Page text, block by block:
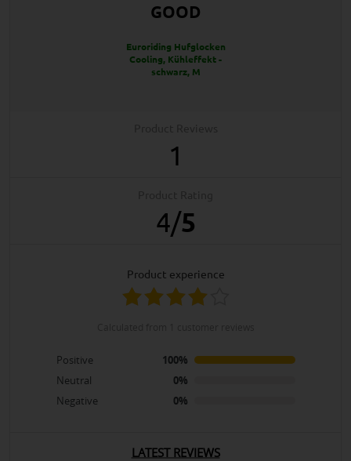
GOOD
Euroriding Hufglocken
Cooling, Kühleffekt -
schwarz, M
1
4/5
product experience
Positive
100%
Neutral
0%
Negative
0%
LATEST REVIEWS